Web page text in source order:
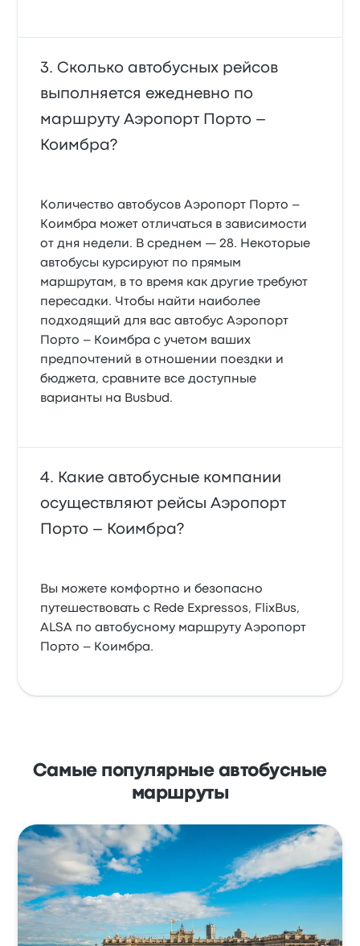
Сколько автобусных рейсов
выполняется ежедневно по
маршруту Аэропорт Порто –
Коимбра?
Количество автобусов Аэропорт Порто –
Коимбра может отличаться в зависимости
от дня недели. В среднем — 28. Некоторые
автобусы курсируют по прямым
маршрутам, в то время как другие требуют
пересадки. Чтобы найти наиболее
подходящий для вас автобус Аэропорт
Порто – Коимбра с учетом ваших
предпочтений в отношении поездки и
бюджета, сравните все доступные
варианты на Busbud.
Какие автобусные компании
осуществляют рейсы Аэропорт
Порто – Коимбра?
Вы можете комфортно и безопасно
путешествовать с Rede Expressos, FlixBus,
ALSA по автобусному маршруту Аэропорт
Порто – Коимбра.
Самые популярные автобусные
маршруты